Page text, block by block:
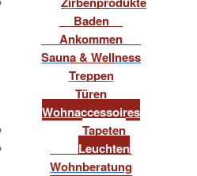
Baden
Ankommen
Sauna & Wellness
Treppen
Türen
Wohnaccessoires
Tapeten
Leuchten
Wohnberatung